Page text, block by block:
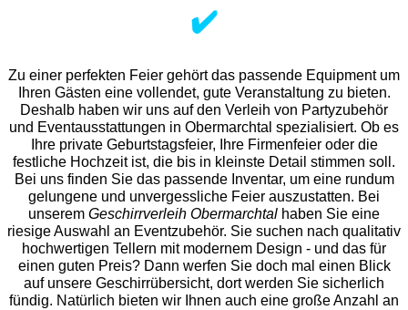
✔️
Zu einer perfekten Feier gehört das passende Equipment um
Ihren Gästen eine vollendet, gute Veranstaltung zu bieten.
Deshalb haben wir uns auf den Verleih von Partyzubehör
und Eventausstattungen in Obermarchtal spezialisiert. Ob es
Ihre private Geburtstagsfeier, Ihre Firmenfeier oder die
festliche Hochzeit ist, die bis in kleinste Detail stimmen soll.
Bei uns finden Sie das passende Inventar, um eine rundum
gelungene und unvergess liche Feier auszustatten. Bei
unserem Geschirrverleih Obermarchtal haben Sie eine
riesige Auswahl an Eventzubehör. Sie suchen nach qualitativ
hochwertigen Tellern mit modernem Design - und das für
einen guten Preis? Dann werfen Sie doch mal einen Blick
auf unsere Geschirrübersicht, dort werden Sie sicherlich
fündig. Natürlich bieten wir Ihnen auch eine große Anzahl an